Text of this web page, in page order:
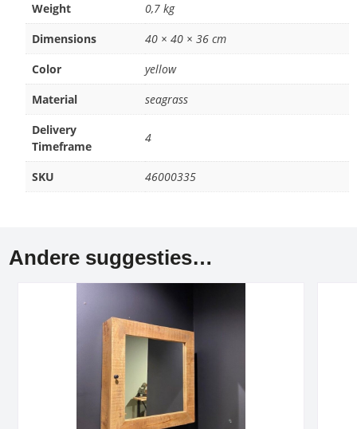
Weight
0,7 kg
Dimensions
40 × 40 × 36 cm
Color
yellow
Material
seagrass
Delivery
Timeframe
4
SKU 46000335
Andere suggesties…